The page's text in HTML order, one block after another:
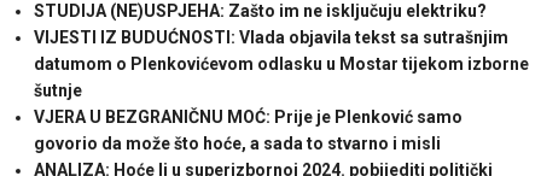
STUDIJA (NE)USPJEHA: Zašto im ne isključuju elektriku?
VIJESTI IZ BUDUĆNOSTI: Vlada objavila tekst sa sutrašnjim
datumom o Plenkovićevom odlasku u Mostar tijekom izborne
šutnje
VJERA U BEZGRANIČNU MOĆ: Prije je Plenković samo
govorio da može što hoće, a sada to stvarno i misli
ANALIZA: Hoće li u superizbornoj 2024. pobijediti politički